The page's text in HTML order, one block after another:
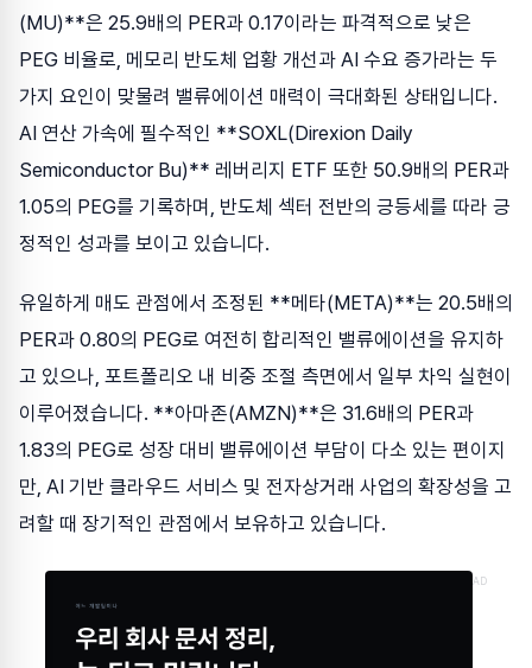
(MU)**은 25.9배의 PER과 0.17이라는 파격적으로 낮은
PEG 비율로, 메모리 반도체 업황 개선과 AI 수요 증가라는 두
가지 요인이 맞물려 밸류에이션 매력이 극대화된 상태입니다.
AI 연산 가속에 필수적인 **SOXL(Direxion Daily
Semiconductor Bu)** 레버리지 ETF 또한 50.9배의 PER과
1.05의 PEG를 기록하며, 반도체 섹터 전반의 긍등세를 따라 긍
정적인 성과를 보이고 있습니다.
유일하게 매도 관점에서 조정된 **메타(META)**는 20.5배의
PER과 0.80의 PEG로 여전히 합리적인 밸류에이션을 유지하
고 있으나, 포트폴리오 내 비중 조절 측면에서 일부 차익 실현이
이루어졌습니다. **아마존(AMZN)**은 31.6배의 PER과
1.83의 PEG로 성장 대비 밸류에이션 부담이 다소 있는 편이지
만, AI 기반 클라우드 서비스 및 전자상거래 사업의 확장성을 고
려할 때 장기적인 관점에서 보유하고 있습니다.
AD